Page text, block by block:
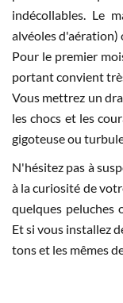
indécollables. Le
alvéoles d'aération)
Pour le premier
portant convient
Vous mettrez un
les chocs et les
gigoteuse ou
N'hésitez pas à
à la curiosité de
quelques peluches
Et si vous installez
tons et les mêmes